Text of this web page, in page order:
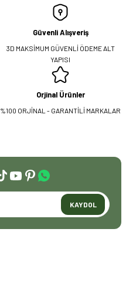
Güvenli Alışveriş
3D MAKSİMUM GÜVENLİ ÖDEME ALT
YAPISI
Orjinal Ürünler
%100 ORJİNAL - GARANTİLİ MARKALAR
KAYDOL